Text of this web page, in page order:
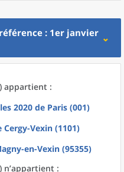
: 1er janvier
appartient :
2020 de Paris (001)
Cergy-Vexin (1101)
en-Vexin (95355)
n’appartient :